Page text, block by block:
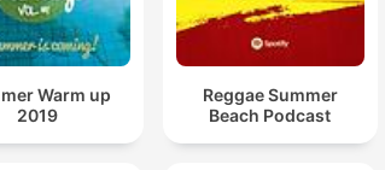
Warm up
2019
Reggae Summer
Beach Podcast